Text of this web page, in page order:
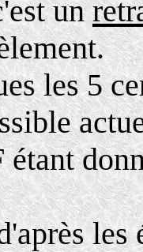
un
les 5
étant